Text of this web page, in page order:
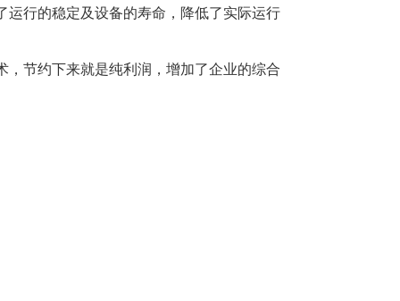
行的稳定及设备的寿命，降低了实际运行
节约下来就是纯利润，增加了企业的综合